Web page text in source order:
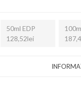
50ml EDP
128,52lei